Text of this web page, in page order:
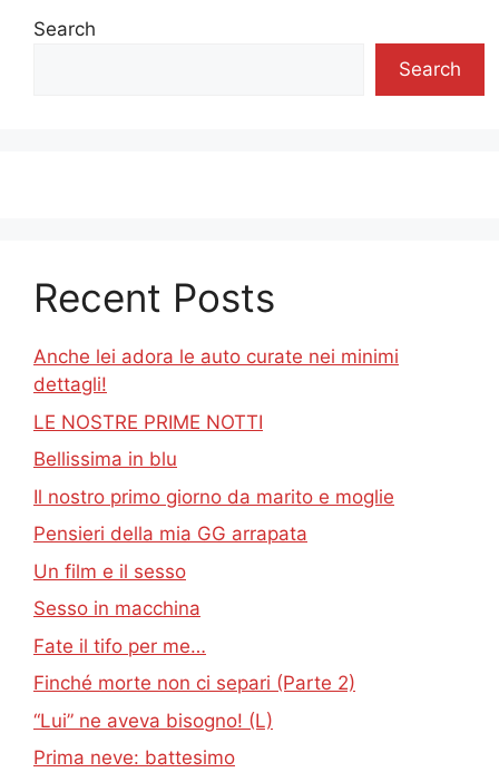
Search
Search
Recent Posts
Anche lei adora le auto curate nei minimi
dettagli!
LE NOSTRE PRIME NOTTI
Bellissima in blu
Il nostro primo giorno da marito e moglie
Pensieri della mia GG arrapata
Un film e il sesso
Sesso in macchina
Fate il tifo per me…
Finché morte non ci separi (Parte 2)
“Lui” ne aveva bisogno! (L)
Prima neve: battesimo